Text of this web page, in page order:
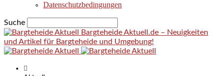
Datenschutzbedingungen
Suche
Bargteheide Aktuell.de – Neuigkeiten
und Artikel für Bargteheide und Umgebung!